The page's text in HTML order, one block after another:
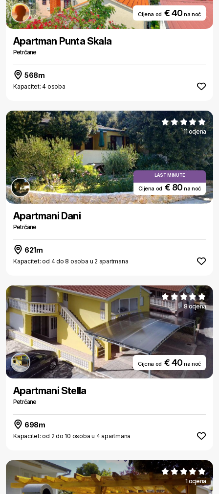
Cijena od € 40na noć
Apartman Punta Skala
Petrčane
568m
Kapacitet: 4 osoba
11 ocjena
LAST MINUTE
Cijena od € 80na noć
Apartmani Dani
Petrčane
621m
Kapacitet: od 4 do 8 osoba u 2 apartmana
8 ocjena
Cijena od € 40na noć
Apartmani Stella
Petrčane
698m
Kapacitet: od 2 do 10 osoba u 4 apartmana
1 ocjena